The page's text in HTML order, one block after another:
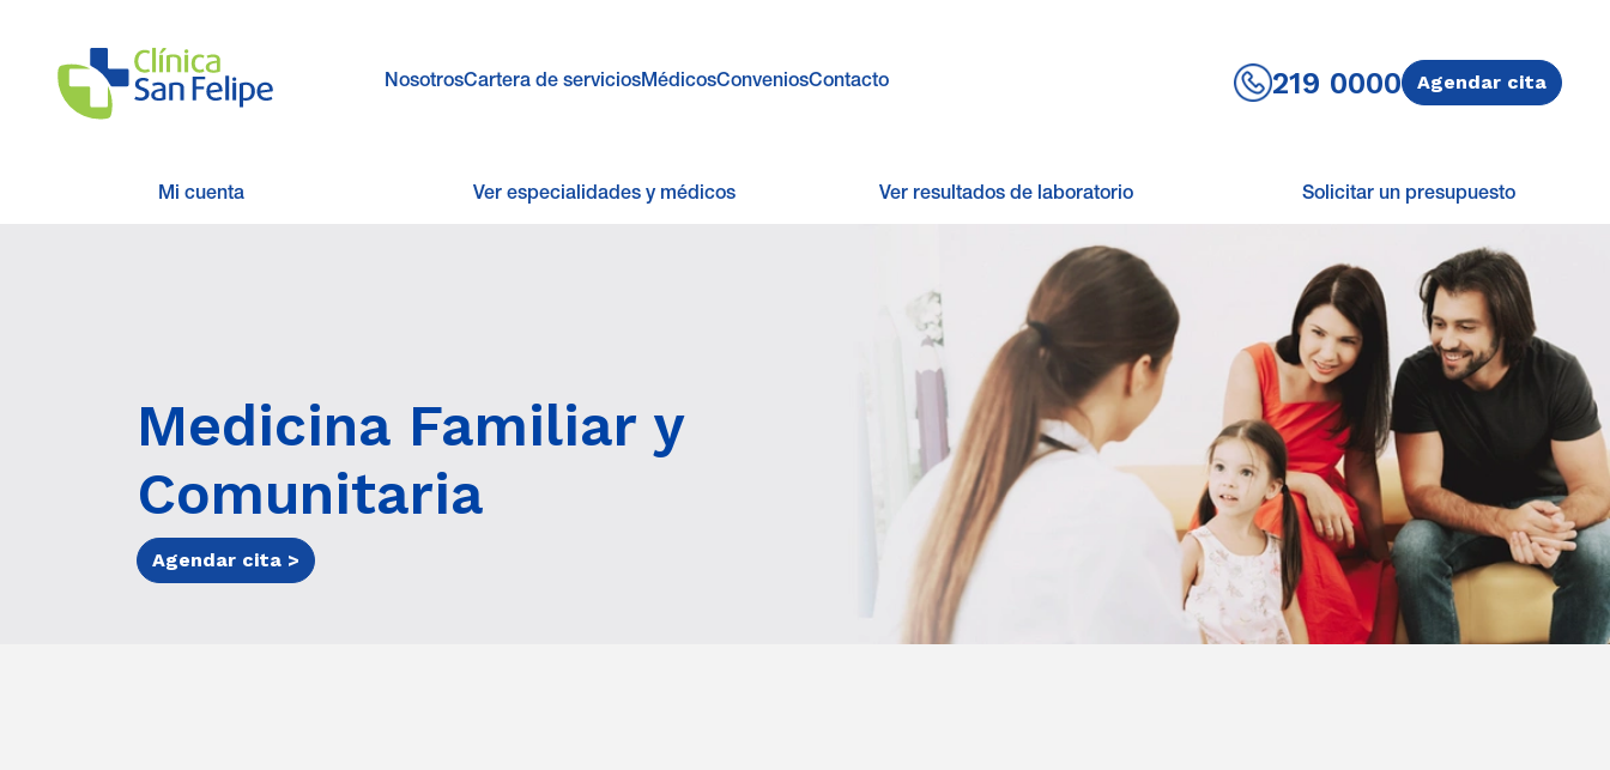
NosotrosCartera de serviciosMédicosConveniosContacto 219 0000 Agendar cita
Mi cuenta Ver especialidades y médicos Ver resultados de laboratorio Solicitar un presupuesto
Medicina Familiar y
Comunitaria
Agendar cita >